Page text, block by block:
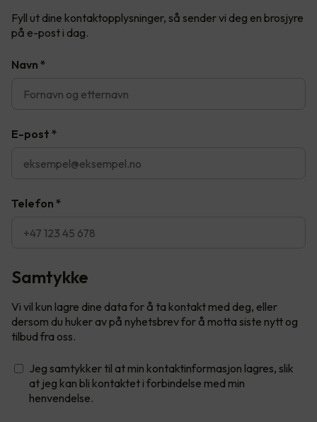
Fyll ut dine kontaktopplysninger, så sender vi deg en brosjyre
på e-post i dag.
Navn *
E-post *
Telefon *
Samtykke
Vi vil kun lagre dine data for å ta kontakt med deg, eller
dersom du huker av på nyhetsbrev for å motta siste nytt og
tilbud fra oss.
Jeg samtykker til at min kontaktinformasjon lagres, slik
at jeg kan bli kontaktet i forbindelse med min
henvendelse.